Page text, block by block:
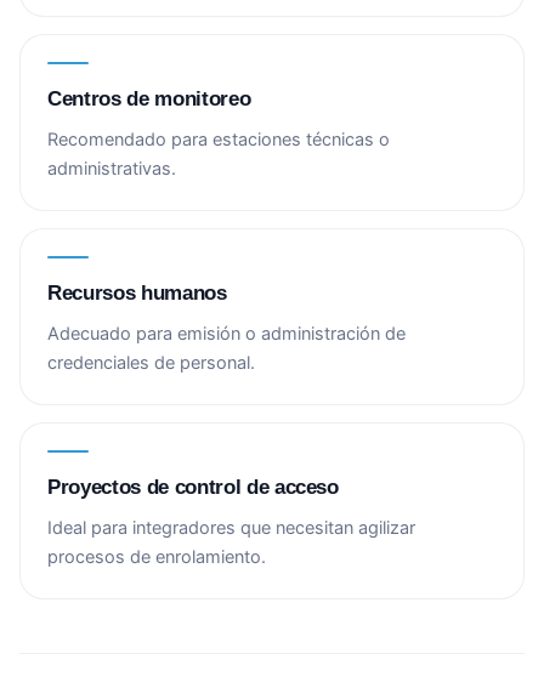
Centros de monitoreo
Recomendado para estaciones técnicas o
administrativas.
Recursos humanos
Adecuado para emisión o administración de
credenciales de personal.
Proyectos de control de acceso
Ideal para integradores que necesitan agilizar
procesos de enrolamiento.